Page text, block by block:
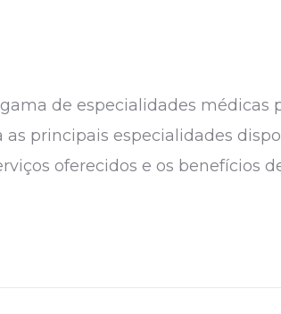
de especialidades médicas
as principais especialidades
oferecidos e os benefícios